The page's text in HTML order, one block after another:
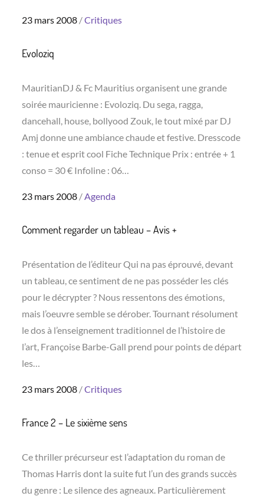
Posted
23 mars 2008 Critiques
Evoloziq
MauritianDJ & Fc Mauritius organisent une grande
soirée mauricienne : Evoloziq. Du sega, ragga,
dancehall, house, bollyood Zouk, le tout mixé par DJ
Amj donne une ambiance chaude et festive. Dresscode
: tenue et esprit cool Fiche Technique Prix : entrée + 1
conso = 30 € Infoline : 06…
Posted
23 mars 2008 Agenda
Comment regarder un tableau – Avis +
Présentation de l’éditeur Qui na pas éprouvé, devant
un tableau, ce sentiment de ne pas posséder les clés
pour le décrypter ? Nous ressentons des émotions,
mais l’oeuvre semble se dérober. Tournant résolument
le dos à l’enseignement traditionnel de l’histoire de
l’art, Françoise Barbe-Gall prend pour points de départ
les…
Posted
23 mars 2008 Critiques
France 2 – Le sixième sens
Ce thriller précurseur est l’adaptation du roman de
Thomas Harris dont la suite fut l’un des grands succès
du genre : Le silence des agneaux. Particulièrement